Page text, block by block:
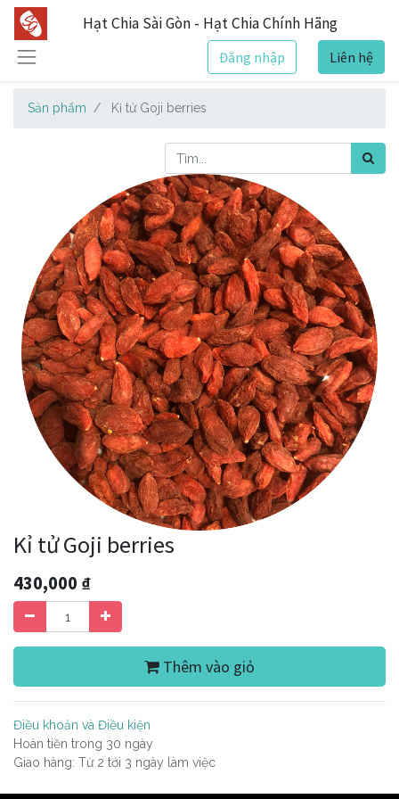
Hạt Chia Sài Gòn - Hạt Chia Chính Hãng
Đăng nhập Liên hệ
Sản phẩm Kỉ tử Goji berries
Kỉ tử Goji berries
430,000 ₫
Thêm vào giỏ
Điều khoản và Điều kiện
Hoàn tiền trong 30 ngày
Giao hàng: Từ 2 tới 3 ngày làm việc